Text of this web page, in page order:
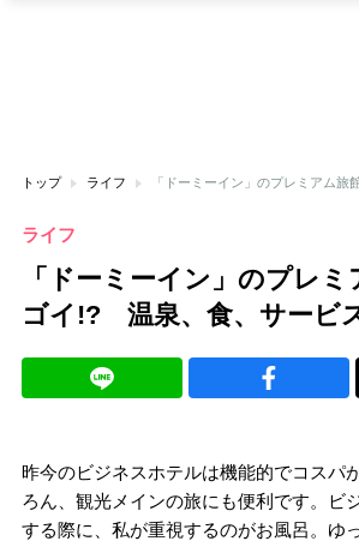
トップ ライフ
ライフ
「ドーミーイン」のプレ
ゴイ!? 温泉、食、サービ
昨今のビジネスホテルは機能的でコスパ
ろん、観光メインの旅にも便利です。ビ
する際に、私が重視するのがお風呂。ゆ